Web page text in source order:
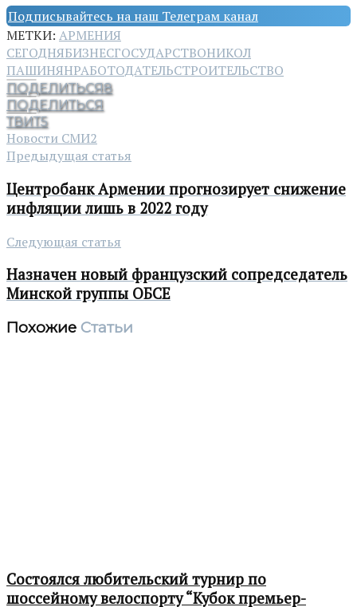
Подписывайтесь на наш Телеграм канал
МЕТКИ: АРМЕНИЯ
СЕГОДНЯБИЗНЕСГОСУДАРСТВОНИКОЛ
ПАШИНЯНРАБОТОДАТЕЛЬСТРОИТЕЛЬСТВО
ПОДЕЛИТЬСЯ8
ПОДЕЛИТЬСЯ
ТВИТ5
Новости СМИ2
Предыдущая статья
Центробанк Армении прогнозирует снижение
инфляции лишь в 2022 году
Следующая статья
Назначен новый французский сопредседатель
Минской группы ОБСЕ
Похожие Статьи
Состоялся любительский турнир по
шоссейному велоспорту “Кубок премьер-